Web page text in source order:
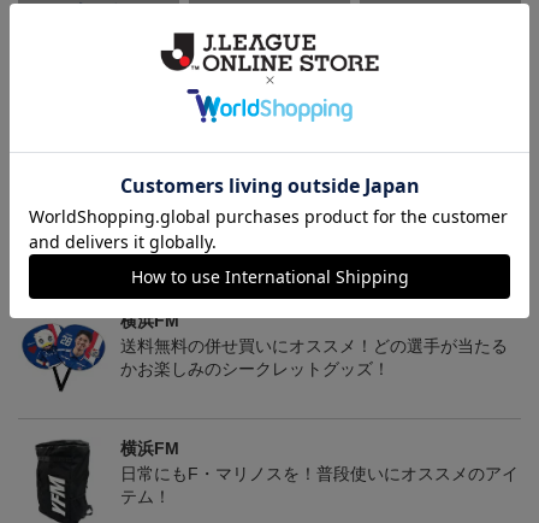
マリニエールユニ
アタッキングフットボー
ルユニ
FI BOS Tシャツ＜トリパ
ラ＞
8,250円
横浜FM
送料無料の併せ買いにオススメ！どの選手が当たる
かお楽しみのシークレットグッズ！
横浜FM
日常にもF・マリノスを！普段使いにオススメのアイ
テム！